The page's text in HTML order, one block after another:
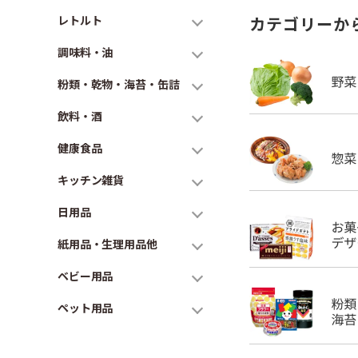
レトルト
調味料・油
粉類・乾物・海苔・缶詰
飲料・酒
健康食品
キッチン雑貨
日用品
紙用品・生理用品他
ベビー用品
ペット用品
カテゴリーか